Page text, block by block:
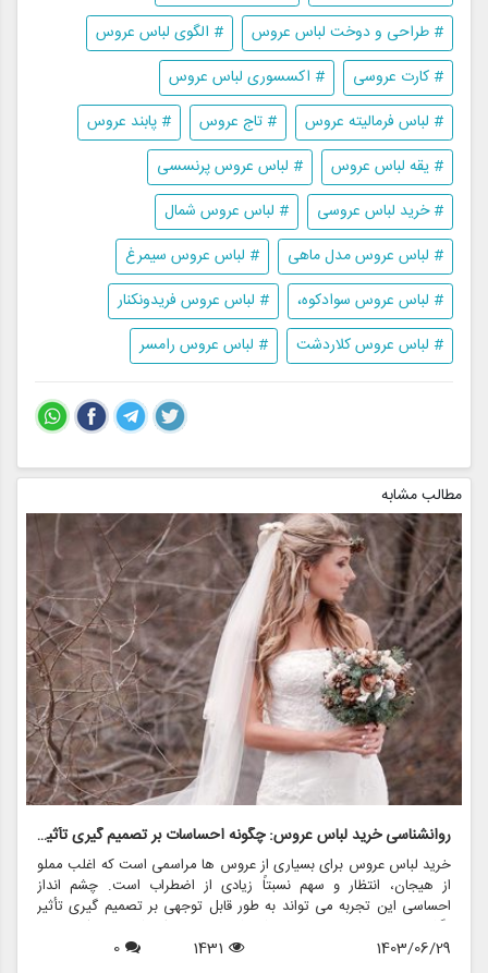
# طراحی و دوخت لباس عروس
# الگوی لباس عروس
# کارت عروسی
# اکسسوری لباس عروس
# لباس فرمالیته عروس
# تاج عروس
# پابند عروس
# یقه لباس عروس
# لباس عروس پرنسسی
# خرید لباس عروسی
# لباس عروس شمال
# لباس عروس مدل ماهی
# لباس عروس سیمرغ
# لباس عروس سوادکوه،
# لباس عروس فریدونکنار
# لباس عروس کلاردشت
# لباس عروس رامسر
مطالب مشابه
روانشناسی خرید لباس عروس: چگونه احساسات بر تصمیم گیری تأثیر می گذارد
خرید لباس عروس برای بسیاری از عروس ها مراسمی است که اغلب مملو
از هیجان، انتظار و سهم نسبتاً زیادی از اضطراب است. چشم انداز
احساسی این تجربه می تواند به طور قابل توجهی بر تصمیم گیری تأثیر
بگذارد و منجر به انتخاب هایی شود که نه تنها سبک شخصی بلکه عوامل
روانی عمیق تری را نیز منعکس می کند. در این مقاله، روانشناسی خرید
1403/06/29
1431
0